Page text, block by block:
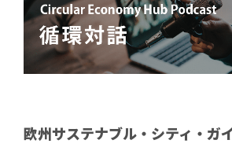
欧州サステナブル・シティ・ガ